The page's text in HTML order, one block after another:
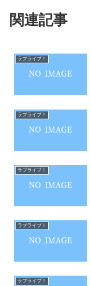
関連記事
ラブライブ！
ラブライブ！
ラブライブ！
ラブライブ！
ラブライブ！